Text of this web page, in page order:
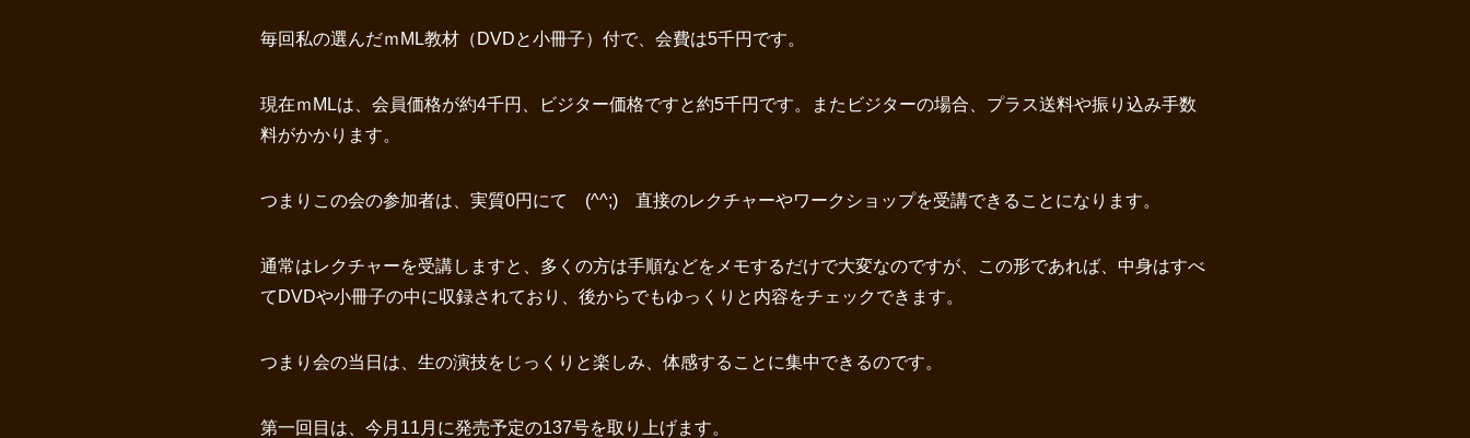
毎回私の選んだｍML教材（DVDと小冊子）付で、会費は5千円です。
現在ｍMLは、会員価格が約4千円、ビジター価格ですと約5千円です。またビジターの場合、プラス送料や振り込み手数
料がかかります。
つまりこの会の参加者は、実質0円にて (^^;) 直接のレクチャーやワークショップを受講できることになります。
通常はレクチャーを受講しますと、多くの方は手順などをメモするだけで大変なのですが、この形であれば、中身はすべ
てDVDや小冊子の中に収録されており、後からでもゆっくりと内容をチェックできます。
つまり会の当日は、生の演技をじっくりと楽しみ、体感することに集中できるのです。
第一回目は、今月11月に発売予定の137号を取り上げます。